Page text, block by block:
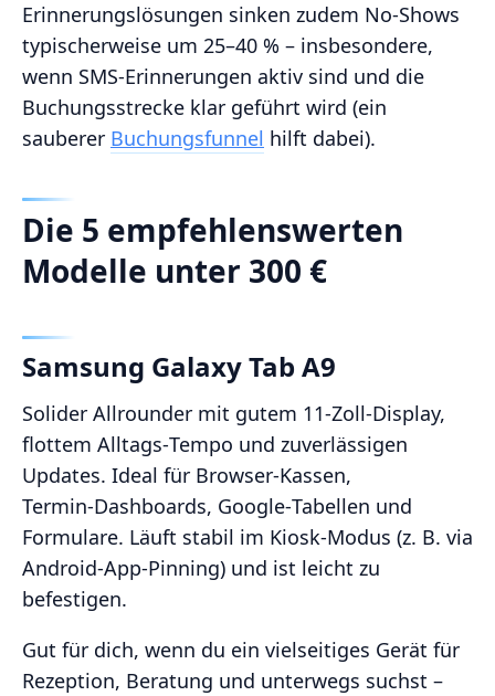
Erinnerungslösungen sinken zudem No‑Shows
typischerweise um 25–40 % – insbesondere,
wenn SMS‑Erinnerungen aktiv sind und die
Buchungsstrecke klar geführt wird (ein
sauberer Buchungsfunnel hilft dabei).
Die 5 empfehlenswerten
Modelle unter 300 €
Samsung Galaxy Tab A9
Solider Allrounder mit gutem 11‑Zoll‑Display,
flottem Alltags‑Tempo und zuverlässigen
Updates. Ideal für Browser‑Kassen,
Termin‑Dashboards, Google‑Tabellen und
Formulare. Läuft stabil im Kiosk‑Modus (z. B. via
Android‑App‑Pinning) und ist leicht zu
befestigen.
Gut für dich, wenn du ein vielseitiges Gerät für
Rezeption, Beratung und unterwegs suchst –